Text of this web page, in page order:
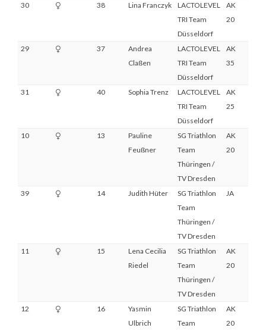
30
38 Lina Franczyk
LACTOLEVEL
TRI Team
Düsseldorf
AK
20
29 37
Andrea
Claßen
LACTOLEVEL
TRI Team
Düsseldorf
AK
35
31 40 Sophia Trenz
LACTOLEVEL
TRI Team
Düsseldorf
AK
25
10 13
Pauline
Feußner
SG Triathlon
Team
Thüringen /
TV Dresden
AK
20
39 14 Judith Hüter
SG Triathlon
Team
Thüringen /
TV Dresden
JA
11 15
Lena Cecilia
Riedel
SG Triathlon
Team
Thüringen /
TV Dresden
AK
20
12 16
Yasmin
Ulbrich
SG Triathlon
Team
AK
20